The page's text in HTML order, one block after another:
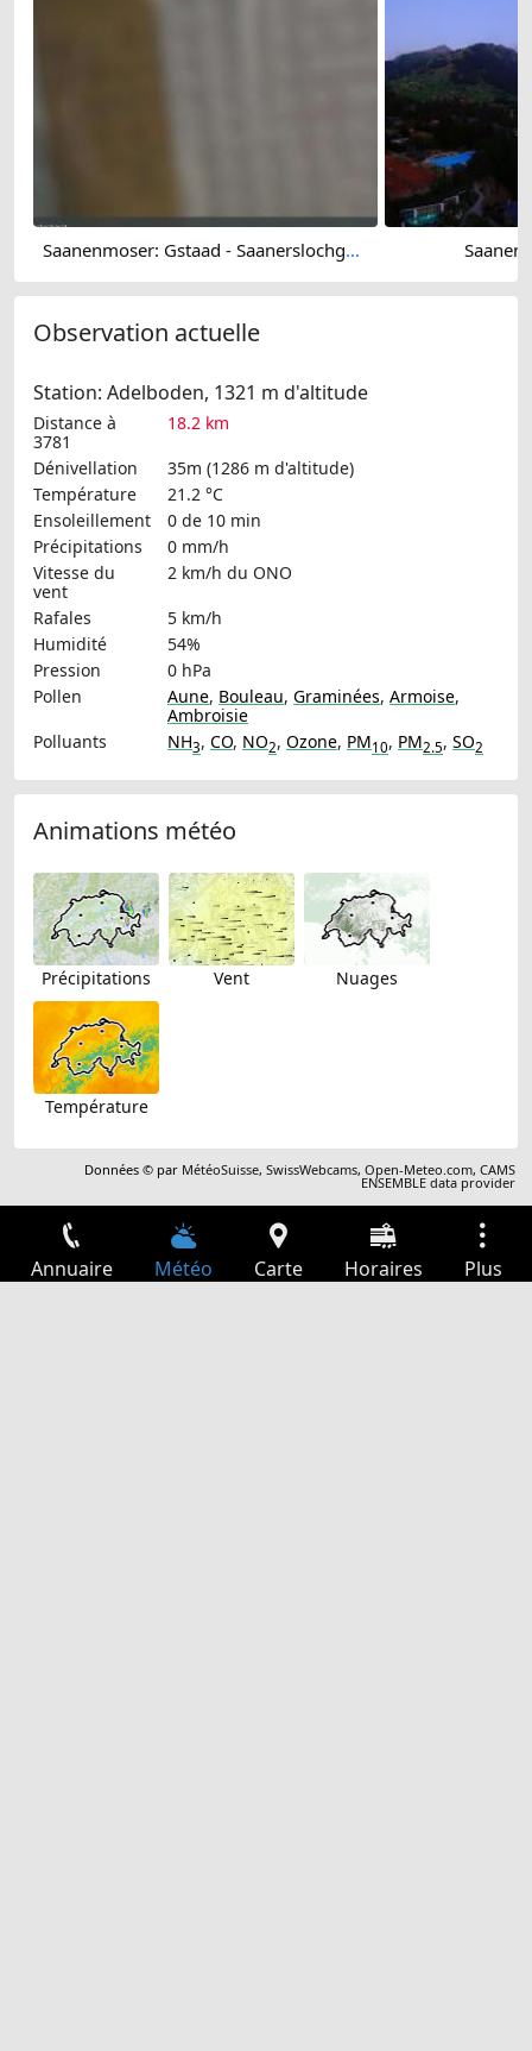
Saanenmoser: Gstaad - Saanerslochgrat, Bergstation
Observation actuelle
Station: Adelboden, 1321 m d'altitude
Distance à
3781
18.2 km
Dénivellation
35m (1286 m d'altitude)
Température
21.2 °C
Ensoleillement
0 de 10 min
Précipitations
0 mm/h
Vitesse du
vent
2 km/h du ONO
Rafales
5 km/h
Humidité
54%
Pression
0 hPa
Pollen
Aune, Bouleau, Graminées, Armoise,
Ambroisie
Polluants
NH3, CO, NO2, Ozone, PM10, PM2.5, SO2
Animations météo
Précipitations Vent Nuages
Température
Données © par MétéoSuisse,SwissWebcams,Open-Meteo.com,CAMS
ENSEMBLE data provider
Annuaire Météo Carte Horaires Plus